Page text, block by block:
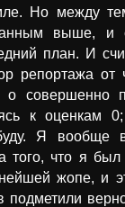
Но между
выше, и
план. И
репортажа
совершенно
к оценкам
Я вообще
того, что я
жопе, и
подметили